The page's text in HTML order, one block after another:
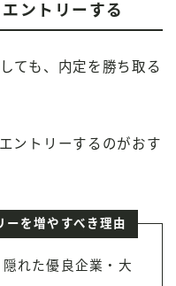
ントリーする
ても、内定を勝ち取る
ントリーするのがおす
ーを増やすべき理由
れた優良企業・大